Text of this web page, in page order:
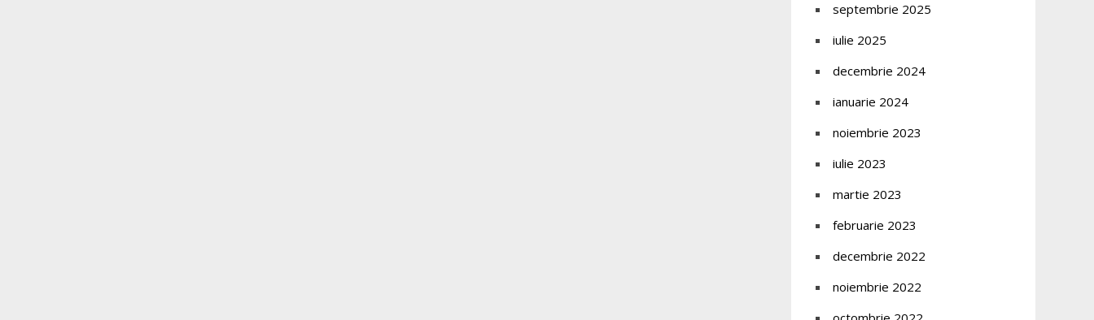
septembrie 2025
iulie 2025
decembrie 2024
ianuarie 2024
noiembrie 2023
iulie 2023
martie 2023
februarie 2023
decembrie 2022
noiembrie 2022